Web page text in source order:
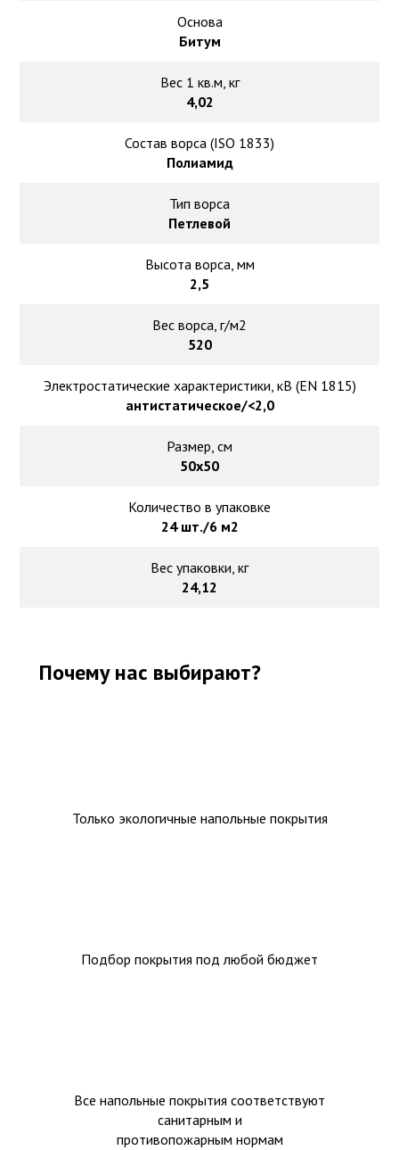
Основа
Битум
Вес 1 кв.м, кг
4,02
Состав ворса (ISO 1833)
Полиамид
Тип ворса
Петлевой
Высота ворса, мм
2,5
Вес ворса, г/м2
520
Электростатические характеристики, кВ (EN 1815)
антистатическое/<2,0
Размер, см
50х50
Количество в упаковке
24 шт./6 м2
Вес упаковки, кг
24,12
Почему нас выбирают?
Только экологичные напольные покрытия
Подбор покрытия под любой бюджет
Все напольные покрытия соответствуют
санитарным и
противопожарным нормам